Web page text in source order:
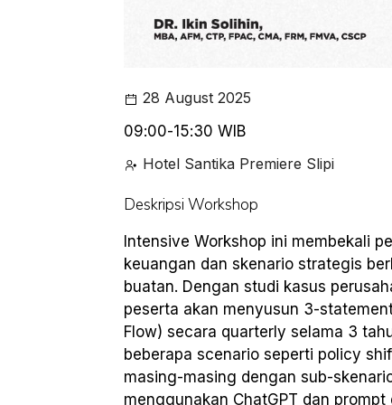
28 August 2025
09:00-15:30 WIB
Hotel Santika Premiere Slipi
Deskripsi Workshop
Intensive Workshop ini membekali
keuangan dan skenario strategis
buatan. Dengan studi kasus
peserta akan menyusun 3-
Flow) secara quarterly selama 3
beberapa scenario seperti policy
masing-masing dengan sub-
menggunakan ChatGPT dan